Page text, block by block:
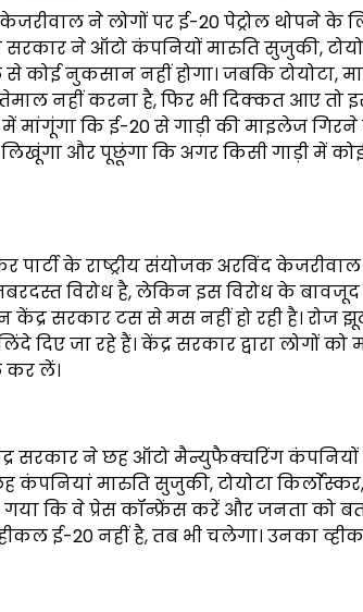
ने लोगों पर ई-20 पेट्रोल थोपने
ने ऑटो कंपनियों मारुति सुजुकी,
कोई नुकसान नहीं होगा। जबकि
नहीं करना है, फिर भी दिक्कत आए तो
मांगूंगा कि ई-20 से गाड़ी की माइलेज
और पूछूंगा कि अगर किसी गाड़ी में
पार्टी के राष्ट्रीय संयोजक अरविंद
विरोध है, लेकिन इस विरोध के
केंद्र सरकार टस से मस नहीं हो रही है। रोज
दिए जा रहे हैं। केंद्र सरकार द्वारा
कर लें।
सरकार ने छह ऑटो मैन्युफैक्चरिंग कंपनियों
मारुति सुजुकी, टोयोटा किर्लाेस्कर,
कि वे प्रेस कॉन्फ्रेंस करें और जनता को
ई-20 नहीं है, तब भी चलेगा। उनका